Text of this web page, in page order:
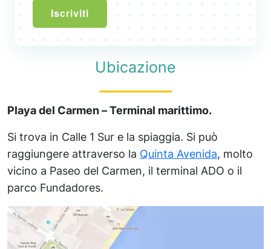
Iscriviti
Ubicazione
Playa del Carmen – Terminal marittimo.
Si trova in Calle 1 Sur e la spiaggia. Si può
raggiungere attraverso la Quinta Avenida, molto
vicino a Paseo del Carmen, il terminal ADO o il
parco Fundadores.